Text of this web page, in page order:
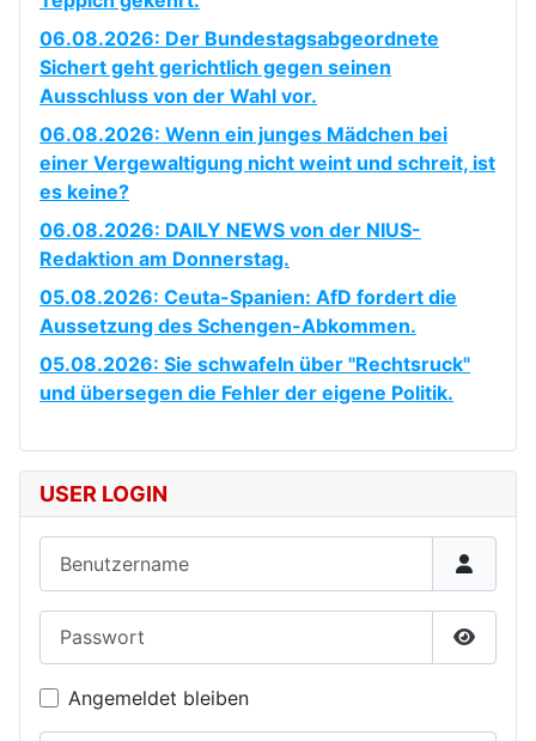
06.08.2026: Der Bundestagsabgeordnete
Sichert geht gerichtlich gegen seinen
Ausschluss von der Wahl vor.
06.08.2026: Wenn ein junges Mädchen bei
einer Vergewaltigung nicht weint und schreit, ist
es keine?
06.08.2026: DAILY NEWS von der NIUS-
Redaktion am Donnerstag.
05.08.2026: Ceuta-Spanien: AfD fordert die
Aussetzung des Schengen-Abkommen.
05.08.2026: Sie schwafeln über "Rechtsruck"
und übersegen die Fehler der eigene Politik.
USER LOGIN
Angemeldet bleiben